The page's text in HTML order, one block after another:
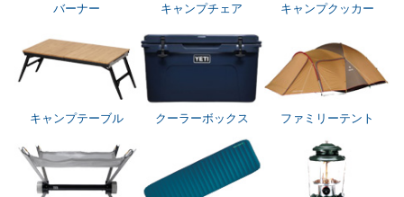
バーナー キャンプチェア キャンプクッカー
キャンプテーブル クーラーボックス ファミリーテント